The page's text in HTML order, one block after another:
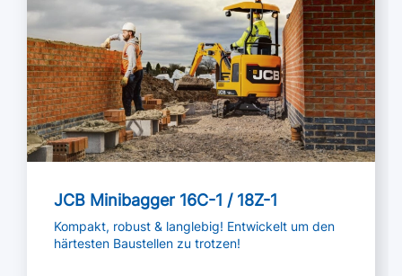
JCB Minibagger 16C-1 / 18Z-1
Kompakt, robust & langlebig! Entwickelt um den
härtesten Baustellen zu trotzen!